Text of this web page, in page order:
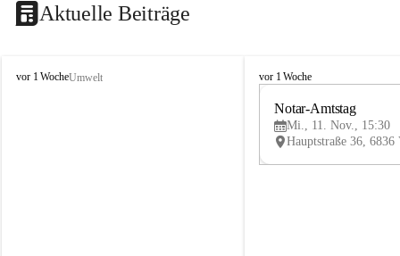
Aktuelle Beiträge
V
vor 1 WocheUmwelt
V
vor 1 Woche
Notar-Amtstag
Mi., 11. Nov., 15:30